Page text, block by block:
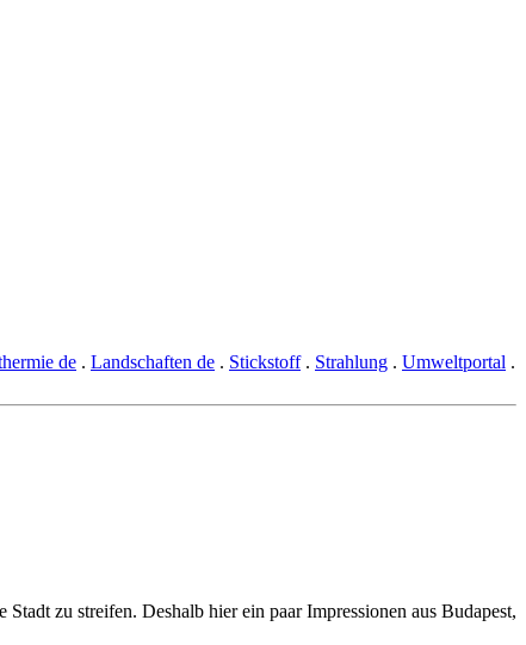
de . Landschaften de . Stickstoff. Strahlung . Umweltportal .
zu streifen. Deshalb hier ein paar Impressionen aus Budapest,